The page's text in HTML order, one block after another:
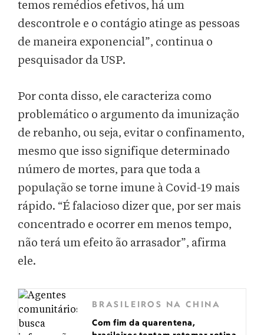
temos remédios efetivos, há um
descontrole e o contágio atinge as pessoas
de maneira exponencial”, continua o
pesquisador da USP.
Por conta disso, ele caracteriza como
problemático o argumento da imunização
de rebanho, ou seja, evitar o confinamento,
mesmo que isso signifique determinado
número de mortes, para que toda a
população se torne imune à Covid-19 mais
rápido. “É falacioso dizer que, por ser mais
concentrado e ocorrer em menos tempo,
não terá um efeito ão arrasador”, afirma
ele.
BRASILEIROS NA CHINA
Com fim da quarentena,